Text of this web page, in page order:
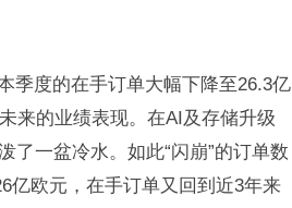
季度的在手订单大幅下降至26.3亿
来的业绩表现。在AI及存储升级
了一盆冷水。如此“闪崩”的订单数
亿欧元，在手订单又回到近3年来